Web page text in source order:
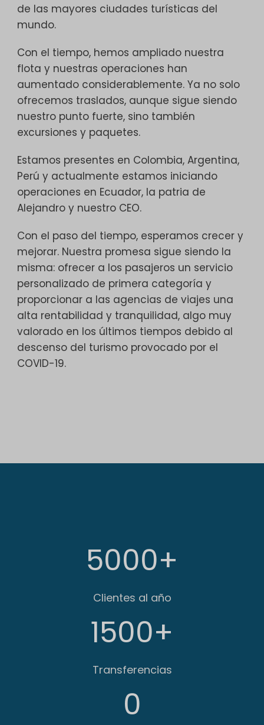
de las mayores ciudades turísticas del
mundo.
Con el tiempo, hemos ampliado nuestra
flota y nuestras operaciones han
aumentado considerablemente. Ya no solo
ofrecemos traslados, aunque sigue siendo
nuestro punto fuerte, sino también
excursiones y paquetes.
Estamos presentes en Colombia, Argentina,
Perú y actualmente estamos iniciando
operaciones en Ecuador, la patria de
Alejandro y nuestro CEO.
Con el paso del tiempo, esperamos crecer y
mejorar. Nuestra promesa sigue siendo la
misma: ofrecer a los pasajeros un servicio
personalizado de primera categoría y
proporcionar a las agencias de viajes una
alta rentabilidad y tranquilidad, algo muy
valorado en los últimos tiempos debido al
descenso del turismo provocado por el
COVID-19.
5000+
Clientes al año
1500+
Transferencias
0